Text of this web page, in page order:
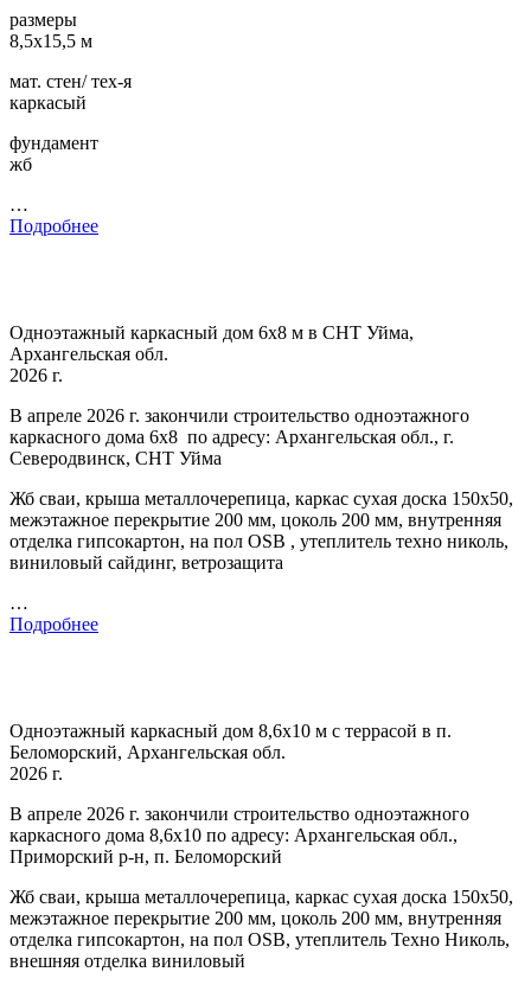
размеры
8,5х15,5 м
мат. стен/ тех-я
каркасый
фундамент
жб
…
Подробнее
Одноэтажный каркасный дом 6х8 м в СНТ Уйма,
Архангельская обл.
2026 г.
В апреле 2026 г. закончили строительство одноэтажного
каркасного дома 6х8 по адресу: Архангельская обл., г.
Северодвинск, СНТ Уйма
Жб сваи, крыша металлочерепица, каркас сухая доска 150х50,
межэтажное перекрытие 200 мм, цоколь 200 мм, внутренняя
отделка гипсокартон, на пол OSB , утеплитель техно николь,
виниловый сайдинг, ветрозащита
…
Подробнее
Одноэтажный каркасный дом 8,6х10 м с террасой в п.
Беломорский, Архангельская обл.
2026 г.
В апреле 2026 г. закончили строительство одноэтажного
каркасного дома 8,6х10 по адресу: Архангельская обл.,
Приморский р-н, п. Беломорский
Жб сваи, крыша металлочерепица, каркас сухая доска 150х50,
межэтажное перекрытие 200 мм, цоколь 200 мм, внутренняя
отделка гипсокартон, на пол OSB, утеплитель Техно Николь,
внешняя отделка виниловый